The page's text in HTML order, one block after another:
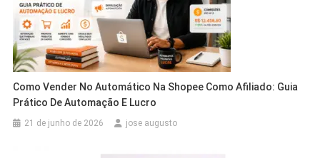
Como Vender No Automático Na Shopee Como Afiliado: Guia
Prático De Automação E Lucro
21 de junho de 2026 jose augusto